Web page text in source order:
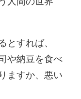
とすれば、
や納豆を食べ
ますか、悪い